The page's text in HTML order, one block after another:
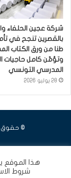
شركة عجين الحلفاء
طنا من ورق الكتاب
وتؤمّن كامل حاجيات
المدرسي التونسي
28 يوليو 2026
© حقوق النشر 2026، جميع
هذا الموقع
شروط